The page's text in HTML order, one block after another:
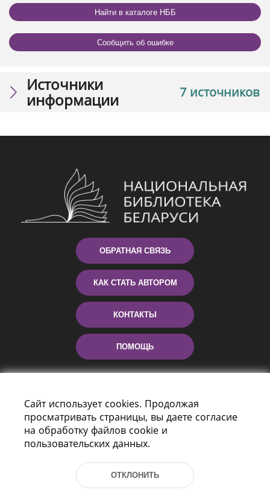
Найти в каталоге НББ
Сообщить об ошибке
7 источников
Источники
информации
ОБРАТНАЯ СВЯЗЬ
КАК СТАТЬ АВТОРОМ
КОНТАКТЫ
ПОМОЩЬ
Пр-т Независимости 116
г. Минск, Республика Беларусь, 220114
Тел.: (+375 17) 368 37 37, Факс: (+375 17)
Сайт использует cookies. Продолжая
просматривать страницы, вы даете согласие
на обработку файлов cookie и
пользовательских данных.
ОТКЛОНИТЬ